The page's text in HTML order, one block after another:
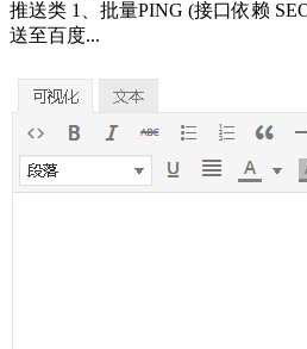
推送类 1、批量PING (接口依赖
送至百度...